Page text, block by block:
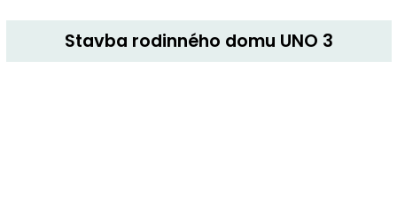
Stavba rodinného domu UNO 3